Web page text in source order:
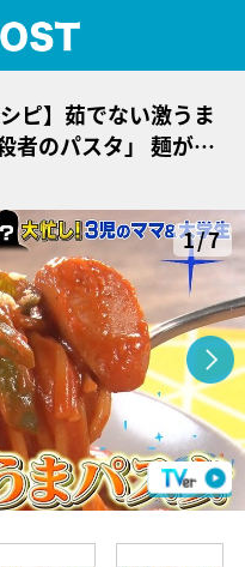
ピ】茹でない激うま
者のパスタ」 麺が旨
1/7